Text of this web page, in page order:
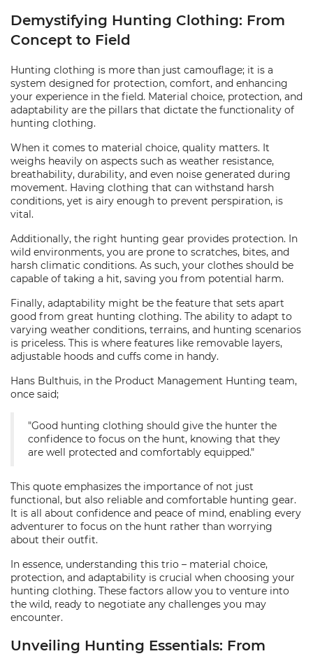
Demystifying Hunting Clothing: From
Concept to Field
Hunting clothing is more than just camouflage; it is a
system designed for protection, comfort, and enhancing
your experience in the field. Material choice, protection, and
adaptability are the pillars that dictate the functionality of
hunting clothing.
When it comes to material choice, quality matters. It
weighs heavily on aspects such as weather resistance,
breathability, durability, and even noise generated during
movement. Having clothing that can withstand harsh
conditions, yet is airy enough to prevent perspiration, is
vital.
Additionally, the right hunting gear provides protection. In
wild environments, you are prone to scratches, bites, and
harsh climatic conditions. As such, your clothes should be
capable of taking a hit, saving you from potential harm.
Finally, adaptability might be the feature that sets apart
good from great hunting clothing. The ability to adapt to
varying weather conditions, terrains, and hunting scenarios
is priceless. This is where features like removable layers,
adjustable hoods and cuffs come in handy.
Hans Bulthuis, in the Product Management Hunting team,
once said;
"Good hunting clothing should give the hunter the
confidence to focus on the hunt, knowing that they
are well protected and comfortably equipped."
This quote emphasizes the importance of not just
functional, but also reliable and comfortable hunting gear.
It is all about confidence and peace of mind, enabling every
adventurer to focus on the hunt rather than worrying
about their outfit.
In essence, understanding this trio – material choice,
protection, and adaptability is crucial when choosing your
hunting clothing. These factors allow you to venture into
the wild, ready to negotiate any challenges you may
encounter.
Unveiling Hunting Essentials: From